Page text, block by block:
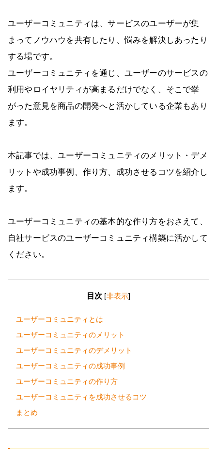
ユーザーコミュニティは、サービスのユーザーが集
まってノウハウを共有したり、悩みを解決しあったり
する場です。
ユーザーコミュニティを通じ、ユーザーのサービスの
利用やロイヤリティが高まるだけでなく、そこで挙
がった意見を商品の開発へと活かしている企業もあり
ます。
本記事では、ユーザーコミュニティのメリット・デメ
リットや成功事例、作り方、成功させるコツを紹介し
ます。
ユーザーコミュニティの基本的な作り方をおさえて、
自社サービスのユーザーコミュニティ構築に活かして
ください。
目次 [非表示]
ユーザーコミュニティとは
ユーザーコミュニティのメリット
ユーザーコミュニティのデメリット
ユーザーコミュニティの成功事例
ユーザーコミュニティの作り方
ユーザーコミュニティを成功させるコツ
まとめ